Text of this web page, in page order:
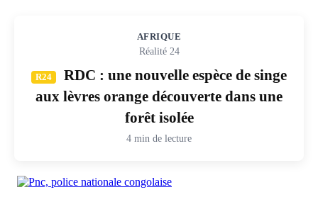
AFRIQUE
Réalité 24
R24
RDC : une nouvelle espèce de singe
aux lèvres orange découverte dans une
forêt isolée
4 min de lecture